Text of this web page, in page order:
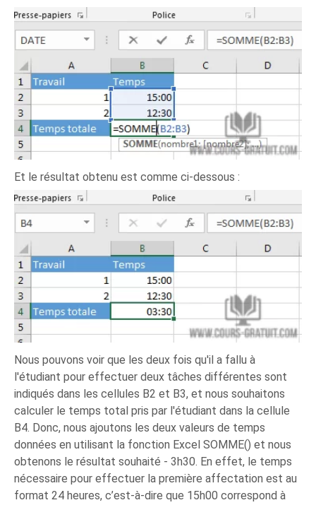
Et le résultat obtenu est comme ci-dessous :
Nous pouvons voir que les deux fois qu'il a fallu à
l'étudiant pour effectuer deux tâches différentes sont
indiqués dans les cellules B2 et B3, et nous souhaitons
calculer le temps total pris par l'étudiant dans la cellule
B4. Donc, nous ajoutons les deux valeurs de temps
données en utilisant la fonction Excel SOMME() et nous
obtenons le résultat souhaité - 3h30. En effet, le temps
nécessaire pour effectuer la première affectation est au
format 24 heures, c’est-à-dire que 15h00 correspond à